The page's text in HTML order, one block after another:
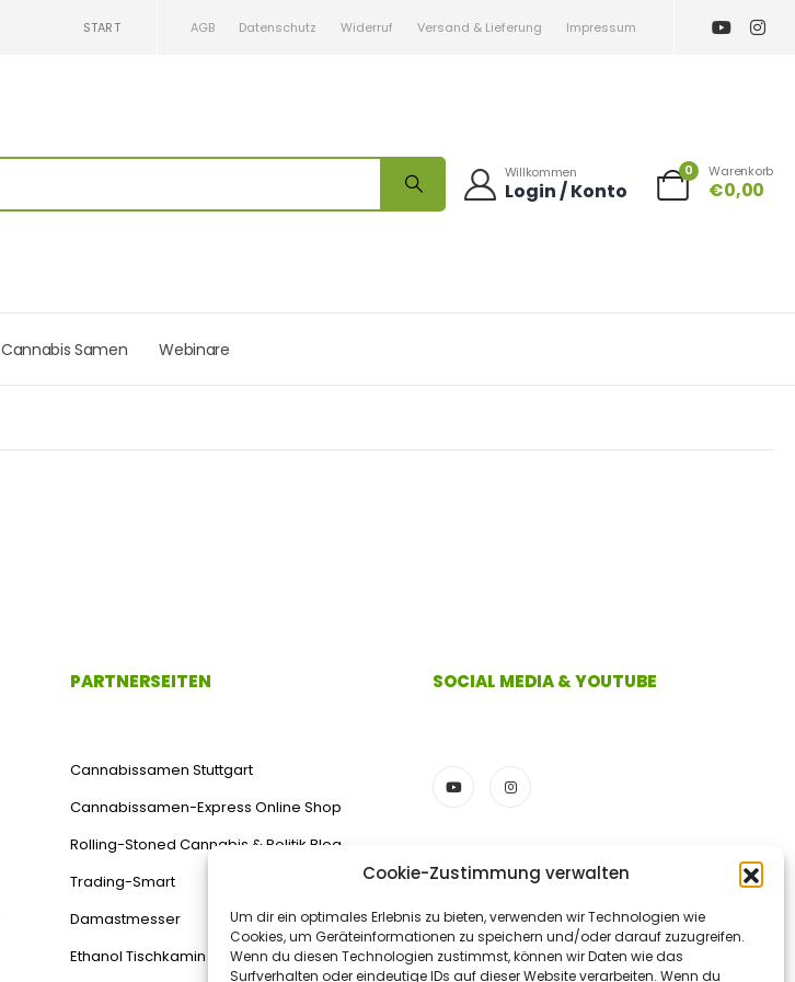
Cookie-Zustimmung verwalten
Um dir ein optimales Erlebnis zu bieten, verwenden wir Technologien wie
Cookies, um Geräteinformationen zu speichern und/oder darauf zuzugreifen.
Wenn du diesen Technologien zustimmst, können wir Daten wie das
Surfverhalten oder eindeutige IDs auf dieser Website verarbeiten. Wenn du
START AGB Datenschutz Widerruf Versand & Lieferung Impressum
Willkommen
Login / Konto
0 Warenkorb
€0,00
Cannabis Samen Webinare
PARTNERSEITEN
Cannabissamen Stuttgart
Cannabissamen-Express Online Shop
Rolling-Stoned Cannabis & Politik Blog
Trading-Smart
Damastmesser
Ethanol Tischkamin
SOCIAL MEDIA & YOUTUBE